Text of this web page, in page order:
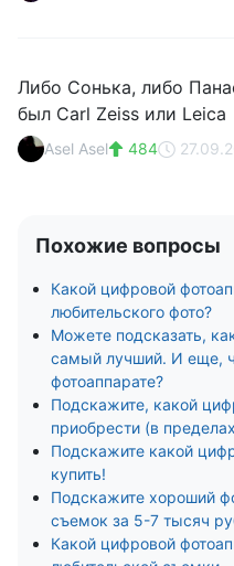
Либо Сонька, либо
был Carl Zeiss или Leica
Asel Asel 484
Похожие вопросы
Какой цифровой
любительского фото?
Можете подсказать,
самый лучший. И еще,
фотоаппарате?
Подскажите, какой
приобрести (в
Подскажите какой
купить!
Подскажите хороший
съемок за 5-7 тысяч
Какой цифровой